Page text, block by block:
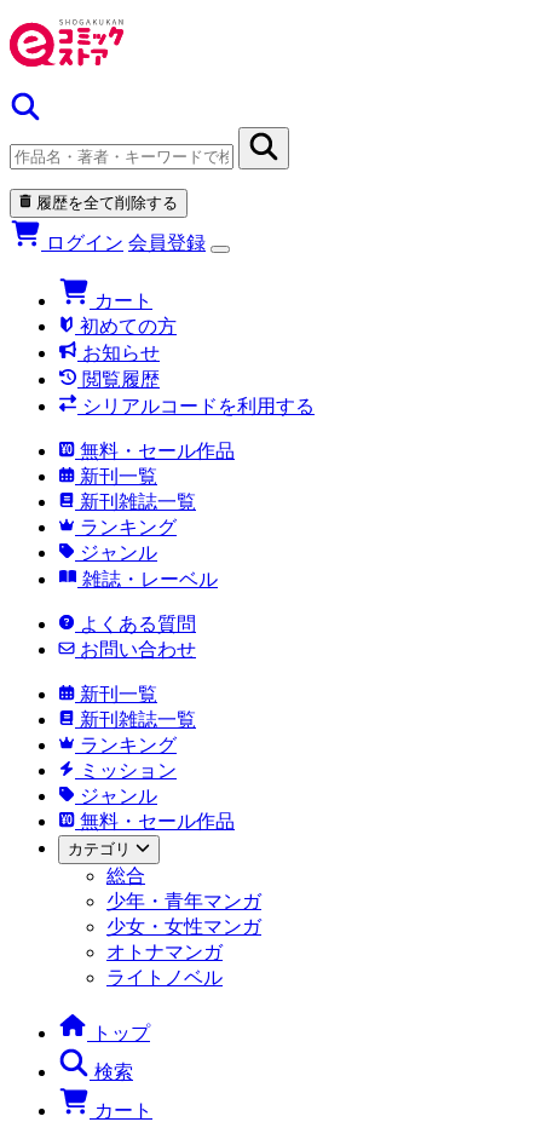
履歴を全て削除する
ログイン 会員登録
カート
初めての方
お知らせ
閲覧履歴
シリアルコードを利用する
無料・セール作品
新刊一覧
新刊雑誌一覧
ランキング
ジャンル
雑誌・レーベル
よくある質問
お問い合わせ
新刊一覧
新刊雑誌一覧
ランキング
ミッション
ジャンル
無料・セール作品
カテゴリ
総合
少年・青年マンガ
少女・女性マンガ
オトナマンガ
ライトノベル
トップ
検索
カート